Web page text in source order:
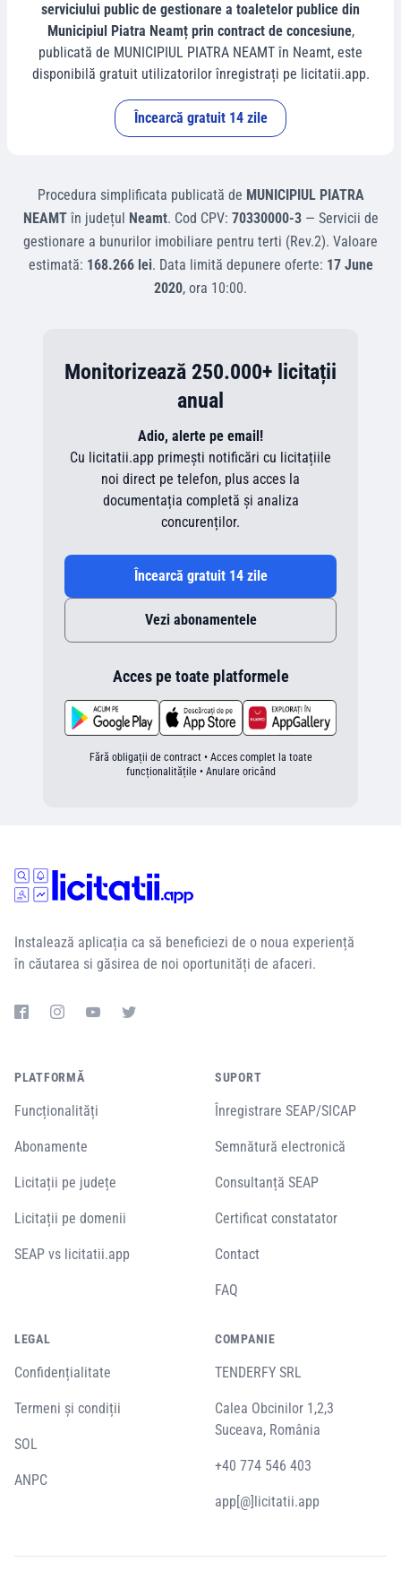
serviciului public de gestionare a toaletelor publice din
Municipiul Piatra Neamț prin contract de concesiune,
publicată de MUNICIPIUL PIATRA NEAMT în Neamt, este
disponibilă gratuit utilizatorilor înregistrați pe licitatii.app.
Încearcă gratuit 14 zile
Procedura simplificata publicată de MUNICIPIUL PIATRA
NEAMTîn județul Neamt. Cod CPV: 70330000-3— Servicii de
gestionare a bunurilor imobiliare pentru terti (Rev.2). Valoare
estimată: 168.266 lei. Data limită depunere oferte: 17 June
2020, ora 10:00.
Monitorizează 250.000+ licitații
anual
Adio, alerte pe email!
Cu licitatii.app primești notificări cu licitațiile
noi direct pe telefon, plus acces la
documentația completă și analiza
concurenților.
Încearcă gratuit 14 zile
Vezi abonamentele
Acces pe toate platformele
Fără obligații de contract • Acces complet la toate
funcționalitățile • Anulare oricând
Instalează aplicația ca să beneficiezi de o noua experiență
în căutarea si găsirea de noi oportunități de afaceri.
PLATFORMĂ
Funcționalități
Abonamente
Licitații pe județe
Licitații pe domenii
SEAP vs licitatii.app
SUPORT
Înregistrare SEAP/SICAP
Semnătură electronică
Consultanță SEAP
Certificat constatator
Contact
FAQ
LEGAL
Confidențialitate
Termeni și condiții
SOL
ANPC
COMPANIE
TENDERFY SRL
Calea Obcinilor 1,2,3
Suceava, România
+40 774 546 403
app[@]licitatii.app